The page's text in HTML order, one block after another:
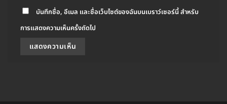
บันทึกชื่อ, อีเมล และชื่อเว็บไซต์ของฉันบนเบราว์เซอร์นี้ สำหรับ
การแสดงความเห็นครั้งถัดไป